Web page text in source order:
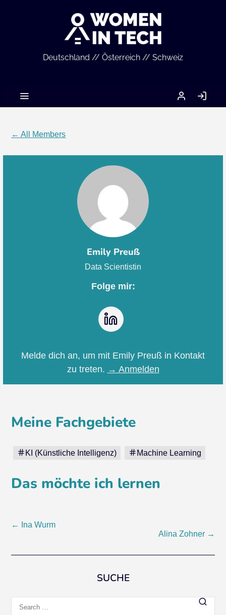
Deutschland // Österreich // Schweiz
MEIN
ACCOUNT
IN
← All Members
Emily Preuß
Data Scientistin
Folge mir:
Melde dich an, um mit Emily Preuß in Kontakt
zu treten. → Anmelden
Meine Fachgebiete
KI (Künstliche Intelligenz) Machine Learning
Das möchte ich lernen
Post
←
Ina Wurm
Alina Zohner →
SUCHE
for: